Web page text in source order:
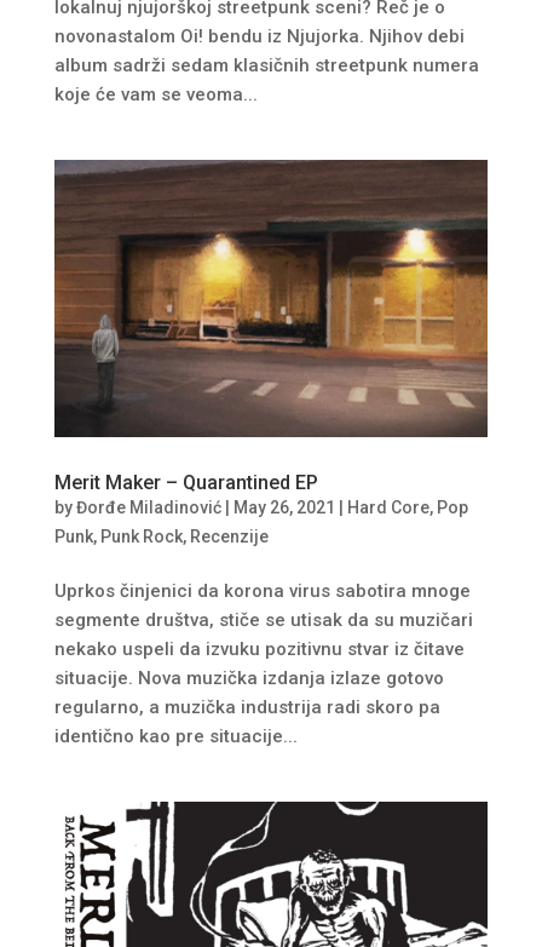
lokalnuj njujorškoj streetpunk sceni? Reč je o
novonastalom Oi! bendu iz Njujorka. Njihov debi
album sadrži sedam klasičnih streetpunk numera
koje će vam se veoma...
Merit Maker – Quarantined EP
byĐorđe Miladinović| May 26, 2021 Hard Core, Pop
Punk, Punk Rock, Recenzije
Uprkos činjenici da korona virus sabotira mnoge
segmente društva, stiče se utisak da su muzičari
nekako uspeli da izvuku pozitivnu stvar iz čitave
situacije. Nova muzička izdanja izlaze gotovo
regularno, a muzička industrija radi skoro pa
identično kao pre situacije...